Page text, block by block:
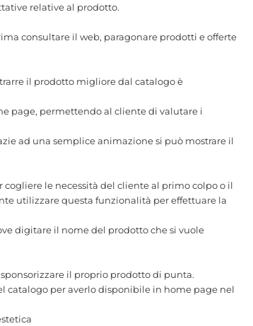
relative al prodotto.
consultare il web, paragonare prodotti e offerte
il prodotto migliore dal catalogo è
page, permettendo al cliente di valutare i
ad una semplice animazione si può mostrare il
le necessità del cliente al primo colpo o il
utilizzare questa funzionalità per effettuare la
digitare il nome del prodotto che si vuole
il proprio prodotto di punta.
catalogo per averlo disponibile in home page nel